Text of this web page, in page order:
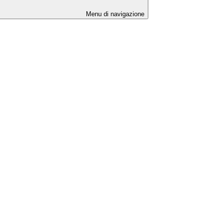
Menu di navigazione